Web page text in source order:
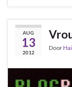
AUG
13
2012
Door